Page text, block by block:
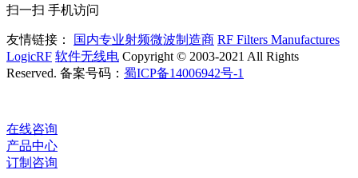
扫一扫 手机访问
友情链接： 国内专业射频微波制造商 RF Filters Manufactures
LogicRF 软件无线电 Copyright © 2003-2021 All Rights
Reserved. 备案号码： 蜀ICP备14006942号-1
在线咨询
产品中心
订制咨询